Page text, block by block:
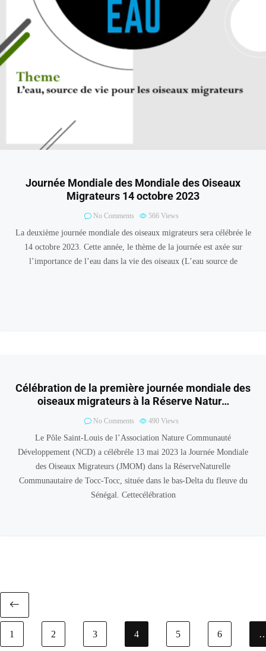
Journée Mondiale des Mondiale des Oiseaux
Migrateurs 14 octobre 2023
No Comments 566 Views
La deuxième journée mondiale des oiseaux migrateurs sera célébrée le
14 octobre 2023. Cette année, le thème de la journée est axée sur
l’importance de l’eau dans la vie des oiseaux (L’eau source de
Célébration de la première journée mondiale des
oiseaux migrateurs à la Réserve Natur…
No Comments 490 Views
Le Pôle Saint-Louis de l’Association Nature Communauté
Développement (NCD) a célébréle 13 mai 2023 la Journée Mondiale
des Oiseaux Migrateurs (JMOM) dans la RéserveNaturelle
Communautaire de Tocc-Tocc, située dans le bas-Delta du fleuve du
Sénégal. Cettecélébration
1 2 3 4 5 6